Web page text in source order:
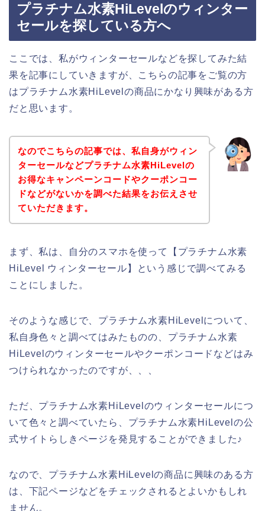
プラチナム水素HiLevelのウィンター
セールを探している方へ
ここでは、私がウィンターセールなどを探してみた結
果を記事にしていきますが、こちらの記事をご覧の方
はプラチナム水素HiLevelの商品にかなり興味がある方
だと思います。
なのでこちらの記事では、私自身がウィン
ターセールなどプラチナム水素HiLevelの
お得なキャンペーンコードやクーポンコー
ドなどがないかを調べた結果をお伝えさせ
ていただきます。
まず、私は、自分のスマホを使って【プラチナム水素
HiLevel ウィンターセール】という感じで調べてみる
ことにしました。
そのような感じで、プラチナム水素HiLevelについて、
私自身色々と調べてはみたものの、プラチナム水素
HiLevelのウィンターセールやクーポンコードなどはみ
つけられなかったのですが、、、
ただ、プラチナム水素HiLevelのウィンターセールにつ
いて色々と調べていたら、プラチナム水素HiLevelの公
式サイトらしきページを発見することができました♪
なので、プラチナム水素HiLevelの商品に興味のある方
は、下記ページなどをチェックされるとよいかもしれ
ません。